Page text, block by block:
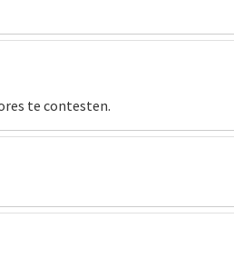
te contesten.